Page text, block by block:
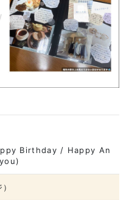
Birthday / Happy An